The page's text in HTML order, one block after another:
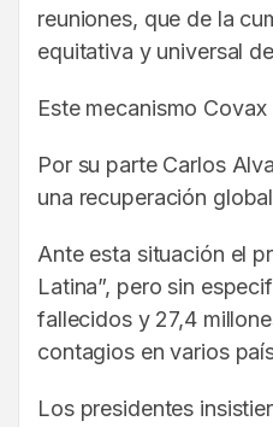
reuniones, que de la
equitativa y universal
Este mecanismo
Por su parte Carlos
una recuperación
Ante esta situación el
Latina”, pero sin
fallecidos y 27,4
contagios en varios
Los presidentes